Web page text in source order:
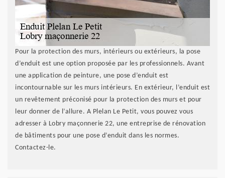
Pour la protection des murs, intérieurs ou extérieurs, la pose
d’enduit est une option proposée par les professionnels. Avant
une application de peinture, une pose d’enduit est
incontournable sur les murs intérieurs. En extérieur, l’enduit est
un revêtement préconisé pour la protection des murs et pour
leur donner de l’allure. A Plelan Le Petit, vous pouvez vous
adresser à Lobry maçonnerie 22, une entreprise de rénovation
de bâtiments pour une pose d’enduit dans les normes.
Contactez-le.